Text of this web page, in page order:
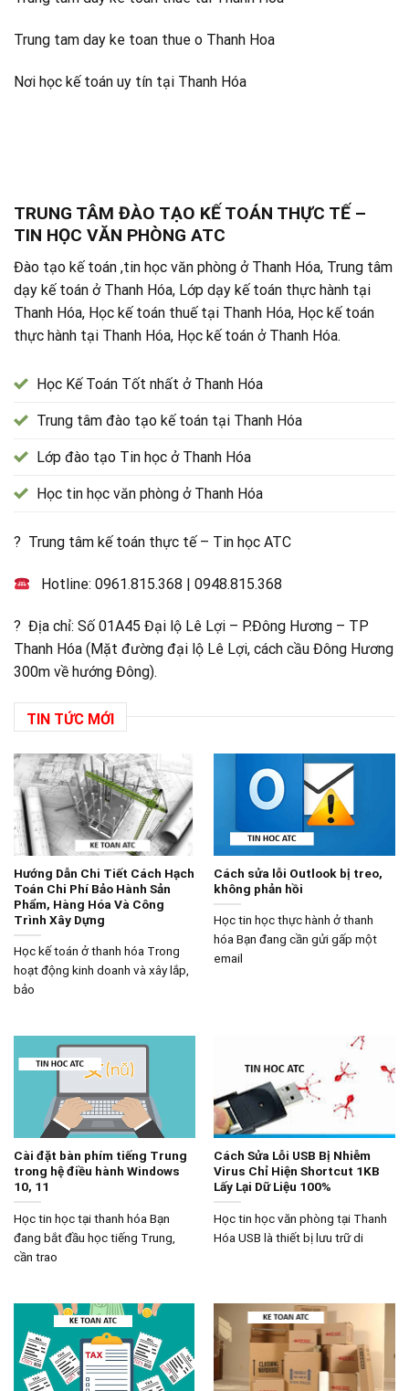
Trung tam day ke toan thue o Thanh Hoa
Nơi học kế toán uy tín tại Thanh Hóa
TRUNG TÂM ĐÀO TẠO KẾ TOÁN THỰC TẾ –
TIN HỌC VĂN PHÒNG ATC
Đào tạo kế toán ,tin học văn phòng ở Thanh Hóa, Trung tâm
dạy kế toán ở Thanh Hóa, Lớp dạy kế toán thực hành tại
Thanh Hóa, Học kế toán thuế tại Thanh Hóa, Học kế toán
thực hành tại Thanh Hóa, Học kế toán ở Thanh Hóa.
Học Kế Toán Tốt nhất ở Thanh Hóa
Trung tâm đào tạo kế toán tại Thanh Hóa
Lớp đào tạo Tin học ở Thanh Hóa
Học tin học văn phòng ở Thanh Hóa
? Trung tâm kế toán thực tế – Tin học ATC
Hotline:0961.815.368 |0948.815.368
? Địa chỉ: Số 01A45 Đại lộ Lê Lợi – P.Đông Hương – TP
Thanh Hóa (Mặt đường đại lộ Lê Lợi, cách cầu Đông Hương
300m về hướng Đông).
TIN TỨC MỚI
Hướng Dẫn Chi Tiết Cách Hạch
Toán Chi Phí Bảo Hành Sản
Phẩm, Hàng Hóa Và Công
Trình Xây Dựng
Học kế toán ở thanh hóa Trong
hoạt động kinh doanh và xây lắp,
bảo
Cách sửa lỗi Outlook bị treo,
không phản hồi
Học tin học thực hành ở thanh
hóa Bạn đang cần gửi gấp một
email
Cài đặt bàn phím tiếng Trung
trong hệ điều hành Windows
10, 11
Học tin học tại thanh hóa Bạn
đang bắt đầu học tiếng Trung,
cần trao
Cách Sửa Lỗi USB Bị Nhiễm
Virus Chỉ Hiện Shortcut 1KB
Lấy Lại Dữ Liệu 100%
Học tin học văn phòng tại Thanh
Hóa USB là thiết bị lưu trữ di